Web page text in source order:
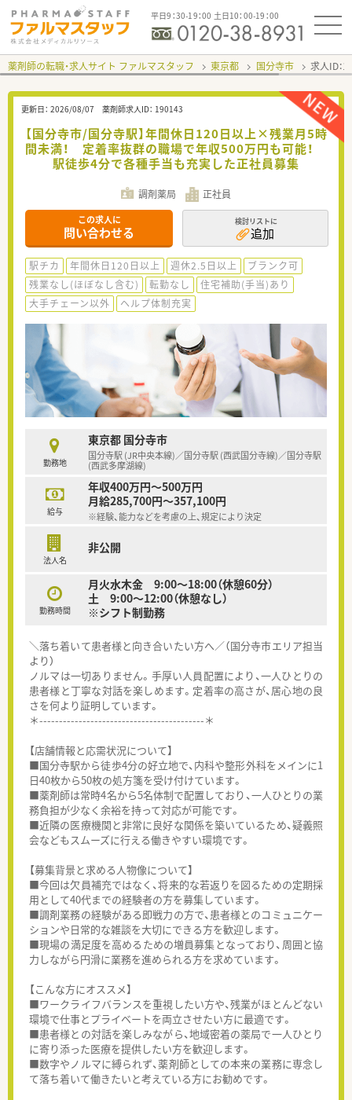
平日9：30-19：00 土日10：00-19：00
薬剤師の転職・求人サイト ファルマスタッフ 東京都 国分寺市 求人ID：
更新日： 2026/08/07 薬剤師求人ID： 190143
【国分寺市/国分寺駅】年間休日120日以上×残業月5時
間未満！ 定着率抜群の職場で年収500万円も可能！
駅徒歩4分で各種手当も充実した正社員募集
調剤薬局 正社員
この求人に
問い合わせる
検討リストに
追加
駅チカ 年間休日120日以上 週休2.5日以上
ブランク可
残業なし(ほぼなし含む)
転勤なし
住宅補助(手当)あり
大手チェーン以外
ヘルプ体制充実
勤務地
東京都 国分寺市
国分寺駅 (JR中央本線)／国分寺駅 (西武国分寺線)／国分寺駅
(西武多摩湖線)
給与
年収400万円～500万円
月給285,700円～357,100円
※経験、能力などを考慮の上、規定により決定
法人名
非公開
勤務時間
月火水木金 9:00～18:00（休憩60分）
土 9:00～12:00（休憩なし）
※シフト制勤務
＼落ち着いて患者様と向き合いたい方へ／（国分寺市エリア担当
より）
ノルマは一切ありません。手厚い人員配置により、一人ひとりの
患者様と丁寧な対話を楽しめます。定着率の高さが、居心地の良
さを何より証明しています。
＊------------------------------------------＊
【店舗情報と応需状況について】
■国分寺駅から徒歩4分の好立地で、内科や整形外科をメインに1
日40枚から50枚の処方箋を受け付けています。
■薬剤師は常時4名から5名体制で配置しており、一人ひとりの業
務負担が少なく余裕を持って対応が可能です。
■近隣の医療機関と非常に良好な関係を築いているため、疑義照
会などもスムーズに行える働きやすい環境です。
【募集背景と求める人物像について】
■今回は欠員補充ではなく、将来的な若返りを図るための定期採
用として40代までの経験者の方を募集しています。
■調剤業務の経験がある即戦力の方で、患者様とのコミュニケー
ションや日常的な雑談を大切にできる方を歓迎します。
■現場の満足度を高めるための増員募集となっており、周囲と協
力しながら円滑に業務を進められる方を求めています。
【こんな方にオススメ】
■ワークライフバランスを重視したい方や、残業がほとんどない
環境で仕事とプライベートを両立させたい方に最適です。
■患者様との対話を楽しみながら、地域密着の薬局で一人ひとり
に寄り添った医療を提供したい方を歓迎します。
■数字やノルマに縛られず、薬剤師としての本来の業務に専念し
て落ち着いて働きたいと考えている方にお勧めです。